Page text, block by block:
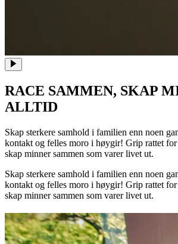
RACE SAMMEN, SKAP
ALLTID
Skap sterkere samhold i familien enn noen
kontakt og felles moro i høygir! Grip rattet for
skap minner sammen som varer livet ut.
Skap sterkere samhold i familien enn noen
kontakt og felles moro i høygir! Grip rattet for
skap minner sammen som varer livet ut.